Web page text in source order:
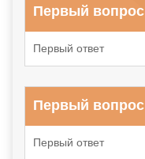
Первый вопрос
Первый ответ
Первый вопрос
Первый ответ